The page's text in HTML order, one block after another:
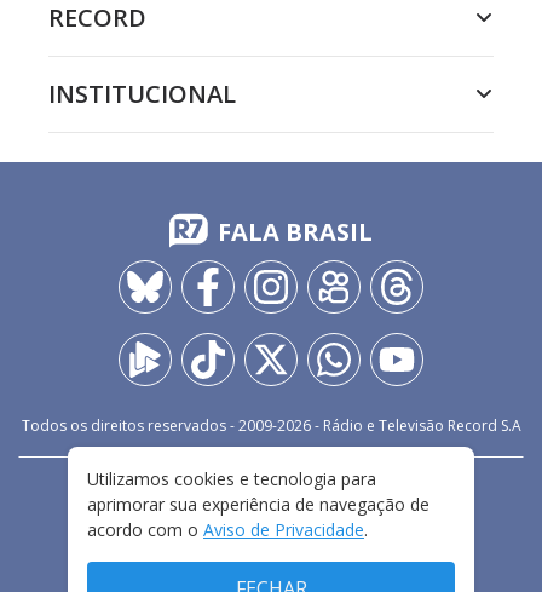
RECORD
INSTITUCIONAL
FALA BRASIL
Todos os direitos reservados - 2009-2026- Rádio e Televisão Record S.A
FALE CONOSCO
PRIVACIDADE
TERMOS E CONDIÇÕES DE USO
Utilizamos cookies e tecnologia para
aprimorar sua experiência de navegação de
acordo com o Aviso de Privacidade.